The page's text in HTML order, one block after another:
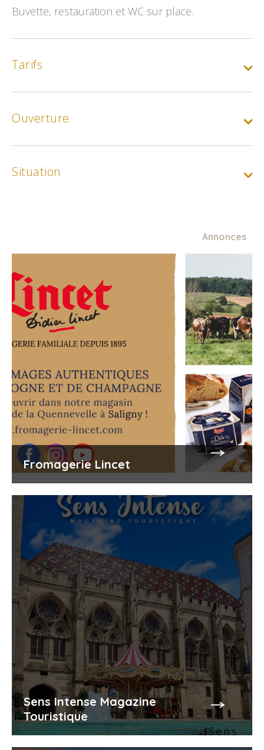
Buvette, restauration et WC sur place.
Tarifs
Gratuit :
Le ml
Ouverture
Situation
Annonces
Fromagerie Lincet
Sens Intense Magazine
Touristique